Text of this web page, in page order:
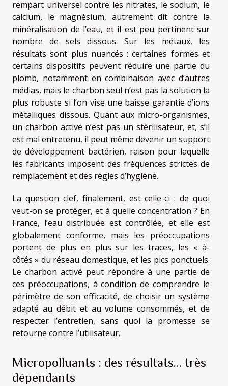
rempart universel contre les nitrates, le sodium, le
calcium, le magnésium, autrement dit contre la
minéralisation de l’eau, et il est peu pertinent sur
nombre de sels dissous. Sur les métaux, les
résultats sont plus nuancés : certaines formes et
certains dispositifs peuvent réduire une partie du
plomb, notamment en combinaison avec d’autres
médias, mais le charbon seul n’est pas la solution la
plus robuste si l’on vise une baisse garantie d’ions
métalliques dissous. Quant aux micro-organismes,
un charbon activé n’est pas un stérilisateur, et, s’il
est mal entretenu, il peut même devenir un support
de développement bactérien, raison pour laquelle
les fabricants imposent des fréquences strictes de
remplacement et des règles d’hygiène.
La question clef, finalement, est celle-ci : de quoi
veut-on se protéger, et à quelle concentration ? En
France, l’eau distribuée est contrôlée, et elle est
globalement conforme, mais les préoccupations
portent de plus en plus sur les traces, les « à-
côtés » du réseau domestique, et les pics ponctuels.
Le charbon activé peut répondre à une partie de
ces préoccupations, à condition de comprendre le
périmètre de son efficacité, de choisir un système
adapté au débit et au volume consommés, et de
respecter l’entretien, sans quoi la promesse se
retourne contre l’utilisateur.
Micropolluants : des résultats… très
dépendants